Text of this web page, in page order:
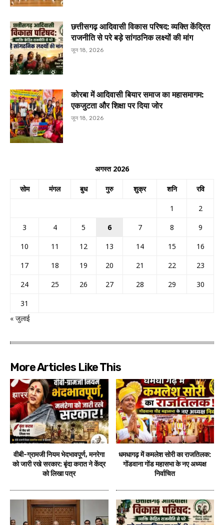
छत्तीसगढ़ आदिवासी विकास परिषद: व्यक्ति केंद्रित
राजनीति से परे बड़े सांगठनिक लक्ष्यों की मांग
जून 18, 2026
कोरबा में आदिवासी बियार समाज का महासमागम:
एकजुटता और शिक्षा पर दिया जोर
जून 18, 2026
अगस्त 2026
सोम मंगल बुध गुरु शुक्र शनि रवि
1
2
3
4 5 6 7 8
9
10
11 12 13 14 15
16
17
18 19 20 21 22
23
24
25 26 27 28 29
30
31
« जुलाई
More Articles Like This
वीबी-ग्रामजी नियम भेदभावपूर्ण, मनरेगा
को जारी रखे सरकार: बृंदा करात ने केंद्र
को लिखा पत्र
धमधागढ़ में कमलेश सोरी का राजतिलक:
गोंडवाना गोंड महासभा के नए अध्यक्ष
निर्वाचित